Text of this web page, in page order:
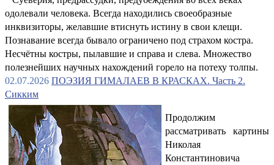
одолевали человека. Всегда находились своеобразные
инквизиторы, желавшие втиснуть истину в свои клещи.
Познавание всегда бывало ограничено под страхом костра.
Несчётны костры, пылавшие и справа и слева. Множество
полезнейших научных нахождений горело на потеху толпы.
02.07.2026 ПОЭЗИЯ ГИМАЛАЕВ В КРАСКАХ. Часть 2.
Сикким
Продолжим
рассматривать картины
Николая
Константиновича